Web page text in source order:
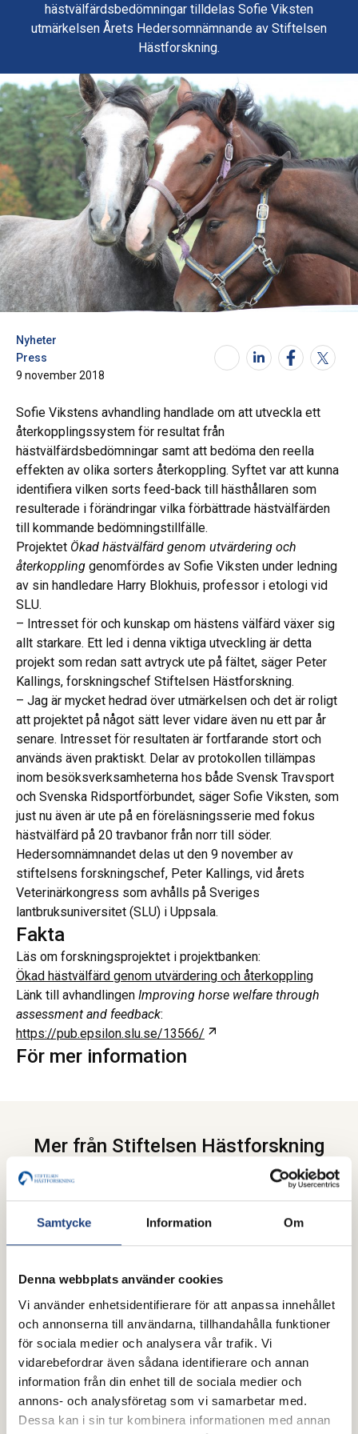
Samtycke Information Om
Denna webbplats använder cookies
Vi använder enhetsidentifierare för att anpassa innehållet
och annonserna till användarna, tillhandahålla funktioner
för sociala medier och analysera vår trafik. Vi
vidarebefordrar även sådana identifierare och annan
information från din enhet till de sociala medier och
annons- och analysföretag som vi samarbetar med.
Dessa kan i sin tur kombinera informationen med annan
hästvälfärdsbedömningar tilldelas Sofie Viksten
utmärkelsen Årets Hedersomnämnande av Stiftelsen
Hästforskning.
Nyheter
Press
9 november 2018
Sofie Vikstens avhandling handlade om att utveckla ett
återkopplingssystem för resultat från
hästvälfärdsbedömningar samt att bedöma den reella
effekten av olika sorters återkoppling. Syftet var att kunna
identifiera vilken sorts feed-back till hästhållaren som
resulterade i förändringar vilka förbättrade hästvälfärden
till kommande bedömningstillfälle.
Projektet Ökad hästvälfärd genom utvärdering och
återkoppling genomfördes av Sofie Viksten under ledning
av sin handledare Harry Blokhuis, professor i etologi vid
SLU.
– Intresset för och kunskap om hästens välfärd växer sig
allt starkare. Ett led i denna viktiga utveckling är detta
projekt som redan satt avtryck ute på fältet, säger Peter
Kallings, forskningschef Stiftelsen Hästforskning.
– Jag är mycket hedrad över utmärkelsen och det är roligt
att projektet på något sätt lever vidare även nu ett par år
senare. Intresset för resultaten är fortfarande stort och
används även praktiskt. Delar av protokollen tillämpas
inom besöksverksamheterna hos både Svensk Travsport
och Svenska Ridsportförbundet, säger Sofie Viksten, som
just nu även är ute på en föreläsningsserie med fokus
hästvälfärd på 20 travbanor från norr till söder.
Hedersomnämnandet delas ut den 9 november av
stiftelsens forskningschef, Peter Kallings, vid årets
Veterinärkongress som avhålls på Sveriges
lantbruksuniversitet (SLU) i Uppsala.
Fakta
Läs om forskningsprojektet i projektbanken:
Ökad hästvälfärd genom utvärdering och återkoppling
Länk till avhandlingen Improving horse welfare through
assessment and feedback:
https://pub.epsilon.slu.se/13566/
För mer information
Mer från Stiftelsen Hästforskning
10 juni 2026